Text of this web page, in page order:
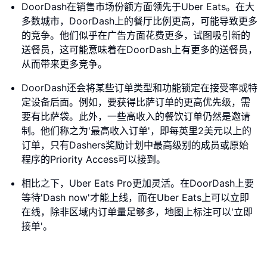
DoorDash在销售市场份额方面领先于Uber Eats。在大
多数城市，DoorDash上的餐厅比例更高，可能导致更多
的竞争。他们似乎在广告方面花费更多，试图吸引新的
送餐员，这可能意味着在DoorDash上有更多的送餐员，
从而带来更多竞争。
DoorDash还会将某些订单类型和功能锁定在接受率或特
定设备后面。例如，要获得比萨订单的更高优先级，需
要有比萨袋。此外，一些高收入的餐饮订单仍然是邀请
制。他们称之为'最高收入订单'，即每英里2美元以上的
订单，只有Dashers奖励计划中最高级别的成员或原始
程序的Priority Access可以接到。
相比之下，Uber Eats Pro更加灵活。在DoorDash上要
等待'Dash now'才能上线，而在Uber Eats上可以立即
在线，除非区域内订单量足够多，地图上标注可以'立即
接单'。